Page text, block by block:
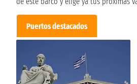
Puertos destacados